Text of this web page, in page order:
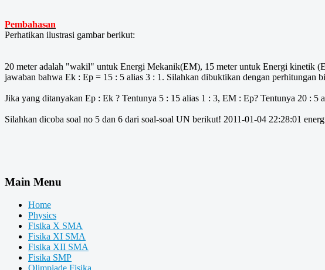
Pembahasan
Perhatikan ilustrasi gambar berikut:
20 meter adalah "wakil" untuk Energi Mekanik(EM), 15 meter untuk Energi kinetik
jawaban bahwa Ek : Ep = 15 : 5 alias 3 : 1. Silahkan dibuktikan dengan perhitungan
Jika yang ditanyakan Ep : Ek ? Tentunya 5 : 15 alias 1 : 3, EM : Ep? Tentunya 20 : 5
Silahkan dicoba soal no 5 dan 6 dari soal-soal UN berikut! 2011-01-04 22:28:01
Main Menu
Home
Physics
Fisika X SMA
Fisika XI SMA
Fisika XII SMA
Fisika SMP
Olimpiade Fisika